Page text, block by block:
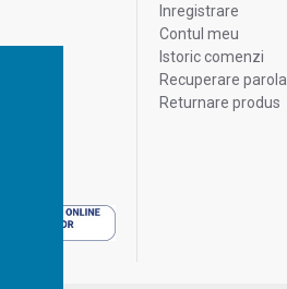
Inregistrare
Contul meu
Istoric comenzi
Recuperare parola
Returnare produs